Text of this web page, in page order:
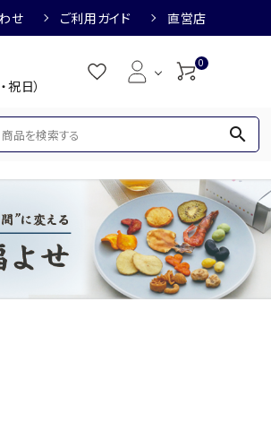
せ ご利用ガイド 直営店
日）
0
焼酎におすすめ
4,000円
search